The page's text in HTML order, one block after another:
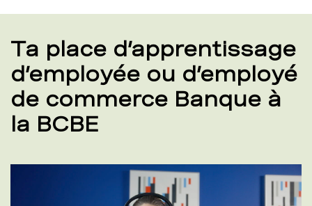
Ta place d’apprentissage
d’employée ou d’employé
de commerce Banque à
la BCBE